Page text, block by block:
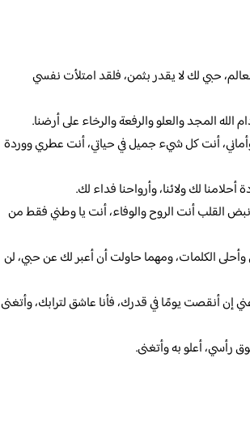
حبي لك لا يقدر بثمن، فلقد امتلأت نفسي
الله المجد والعلو والرفعة والرخاء على أرضنا.
أنت كل شيء جميل في حياتي، أنت عطري ووردة
لك ولائنا، وأرواحنا فداء لك.
القلب أنت الروح والوفاء، أنت يا وطني فقط من
الكلمات، ومهما حاولت أن أعبر لك عن حبي، لن
إن أنقصت يومًا في قدرك، فأنا عاشق لترابك، وأتغنى
رأسي، أعلو به وأتغنى.